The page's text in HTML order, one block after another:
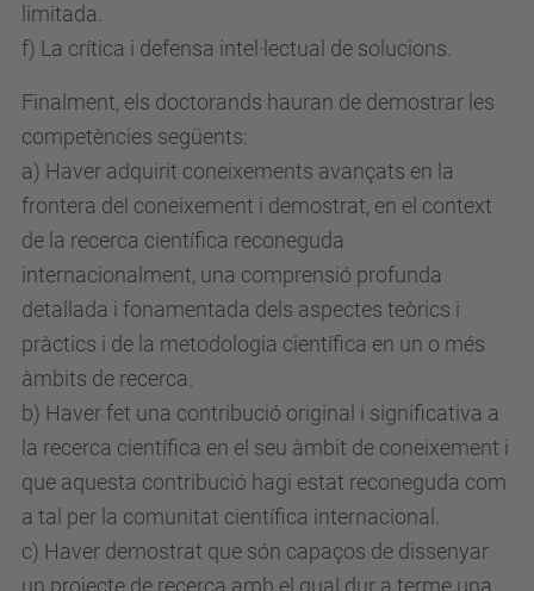
limitada.
f) La crítica i defensa intel·lectual de solucions.
Finalment, els doctorands hauran de demostrar les
competències següents:
a) Haver adquirit coneixements avançats en la
frontera del coneixement i demostrat, en el context
de la recerca científica reconeguda
internacionalment, una comprensió profunda
detallada i fonamentada dels aspectes teòrics i
pràctics i de la metodologia científica en un o més
àmbits de recerca.
b) Haver fet una contribució original i significativa a
la recerca científica en el seu àmbit de coneixement i
que aquesta contribució hagi estat reconeguda com
a tal per la comunitat científica internacional.
c) Haver demostrat que són capaços de dissenyar
un projecte de recerca amb el qual dur a terme una